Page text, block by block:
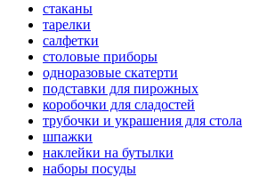
стаканы
тарелки
салфетки
столовые приборы
одноразовые скатерти
подставки для пирожных
коробочки для сладостей
трубочки и украшения для стола
шпажки
наклейки на бутылки
наборы посуды